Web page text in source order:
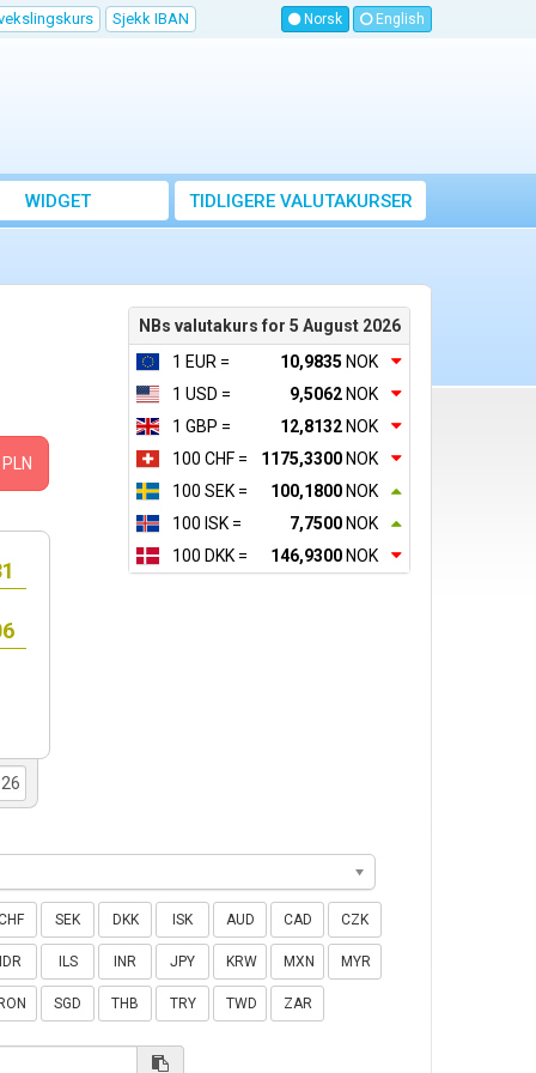
Sjekk IBAN Norsk English
WIDGET TIDLIGERE VALUTAKURSER
NBs valutakurs for 5 August 2026
1 EUR =
10,9835 NOK
1 USD =
9,5062 NOK
1 GBP =
12,8132 NOK
100 CHF =
1175,3300 NOK
100 SEK =
100,1800 NOK
100 ISK =
7,7500 NOK
100 DKK =
146,9300 NOK
PLN
SEK DKK ISK AUD CAD CZK
IDR ILS INR JPY KRW MXN MYR
SGD THB TRY TWD ZAR